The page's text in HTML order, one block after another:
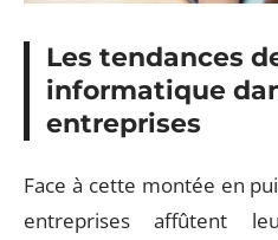
Les tendances
informatique
entreprises
Face à cette montée en
entreprises affûtent